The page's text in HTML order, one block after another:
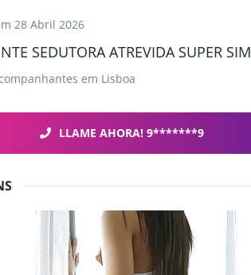
28 Abril 2026
SEDUTORA ATREVIDA SUPER
em Lisboa
LLAME AHORA! 9*******9